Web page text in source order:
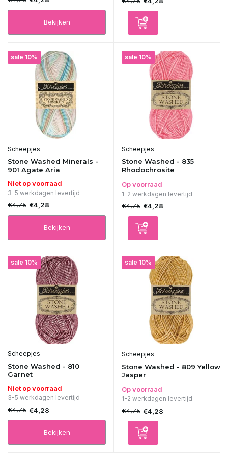
Bekijken
sale 10%
Scheepjes
Stone Washed Minerals -
901 Agate Aria
Niet op voorraad
3-5 werkdagen levertijd
€4,75 €4,28
Bekijken
sale 10%
Scheepjes
Stone Washed - 835
Rhodochrosite
Op voorraad
1-2 werkdagen levertijd
€4,75 €4,28
sale 10%
Scheepjes
Stone Washed - 810
Garnet
Niet op voorraad
3-5 werkdagen levertijd
€4,75 €4,28
Bekijken
sale 10%
Scheepjes
Stone Washed - 809 Yellow
Jasper
Op voorraad
1-2 werkdagen levertijd
€4,75 €4,28